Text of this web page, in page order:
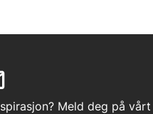
Meld deg på vårt